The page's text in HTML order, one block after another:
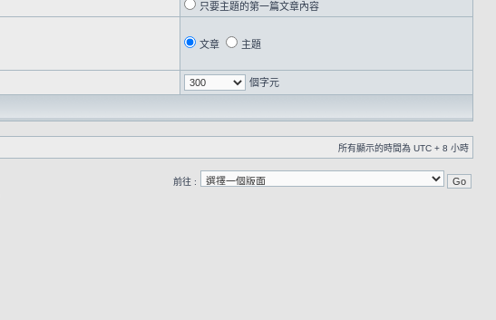
只要主題的第一篇文章內容
文章 主題
個字元
所有顯示的時間為 UTC + 8 小時
前往 :